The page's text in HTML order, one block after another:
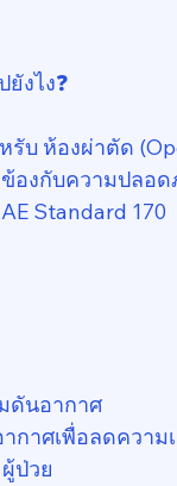
งไง❓️
บ ห้องผ่าตัด
ข้องกับความปล
Standard 170
ดันอากาศ
กาศเพื่อลดความ
ป่วย